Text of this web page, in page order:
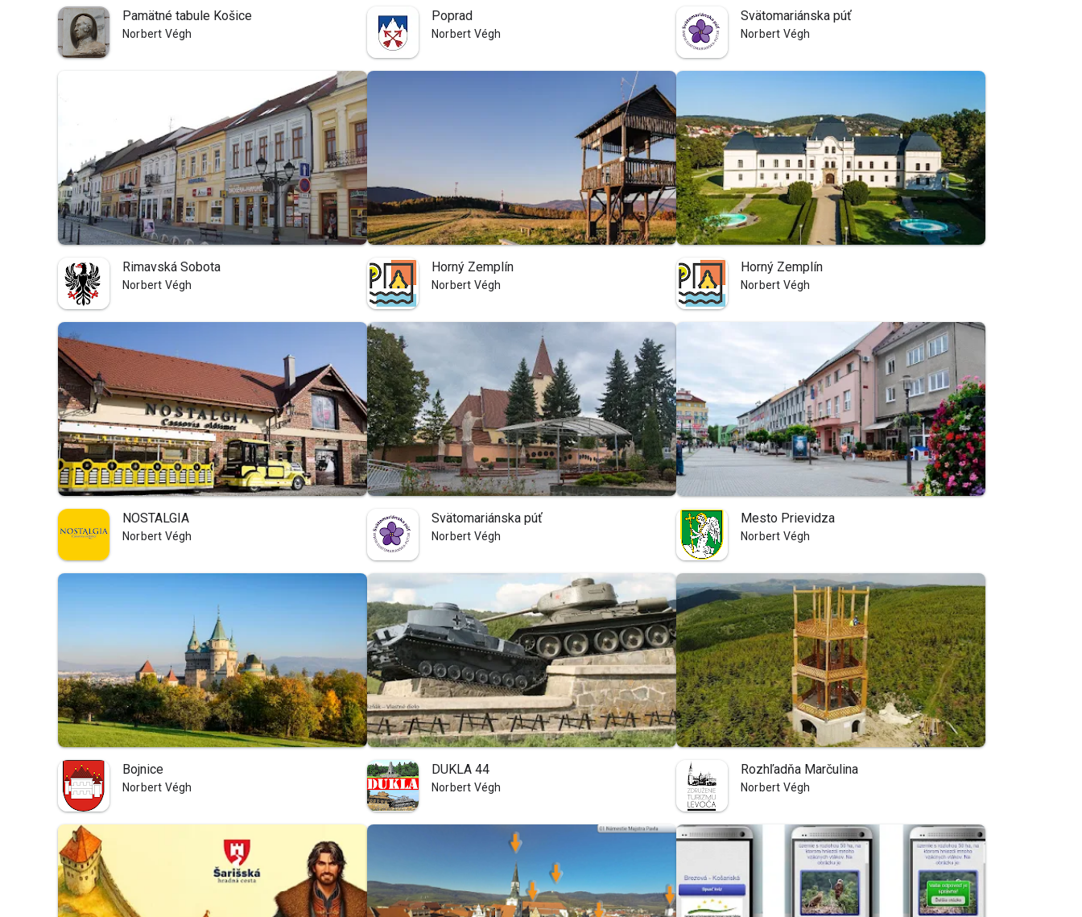
Pamätné tabule Košice
Norbert Végh
Poprad
Norbert Végh
Svätomariánska púť
Norbert Végh
Rimavská Sobota
Norbert Végh
Horný Zemplín
Norbert Végh
Horný Zemplín
Norbert Végh
NOSTALGIA
Norbert Végh
Svätomariánska púť
Norbert Végh
Mesto Prievidza
Norbert Végh
Bojnice
Norbert Végh
DUKLA 44
Norbert Végh
Rozhľadňa Marčulina
Norbert Végh